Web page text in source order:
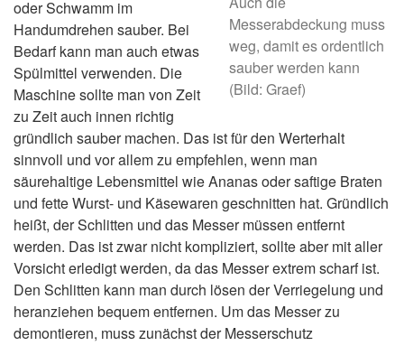
Messerabdeckung muss
weg, damit es ordentlich
sauber werden kann
(Bild: Graef)
oder Schwamm im
Handumdrehen sauber. Bei
Bedarf kann man auch etwas
Spülmittel verwenden. Die
Maschine sollte man von Zeit
zu Zeit auch innen richtig
gründlich sauber machen. Das ist für den Werterhalt
sinnvoll und vor allem zu empfehlen, wenn man
säurehaltige Lebensmittel wie Ananas oder saftige Braten
und fette Wurst- und Käsewaren geschnitten hat. Gründlich
heißt, der Schlitten und das Messer müssen entfernt
werden. Das ist zwar nicht kompliziert, sollte aber mit aller
Vorsicht erledigt werden, da das Messer extrem scharf ist.
Den Schlitten kann man durch lösen der Verriegelung und
heranziehen bequem entfernen. Um das Messer zu
demontieren, muss zunächst der Messerschutz